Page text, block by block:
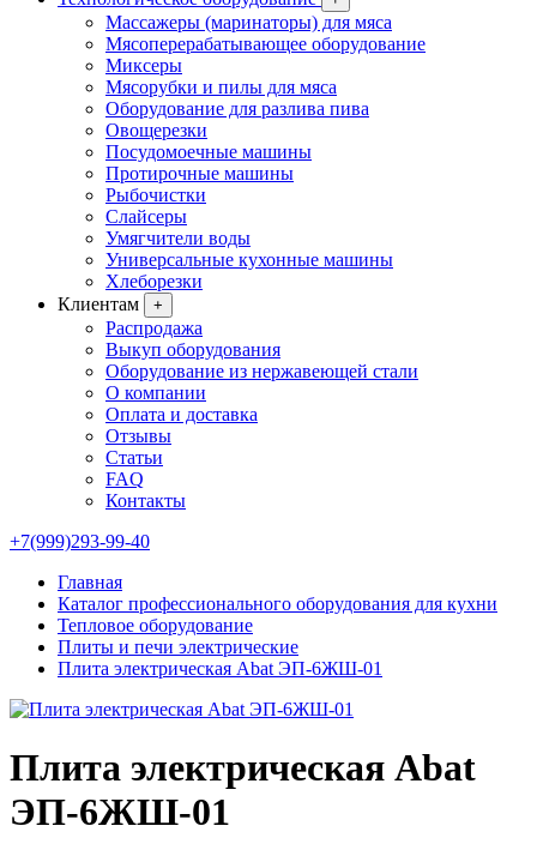
Массажеры (маринаторы) для мяса
Мясоперерабатывающее оборудование
Миксеры
Мясорубки и пилы для мяса
Оборудование для разлива пива
Овощерезки
Посудомоечные машины
Протирочные машины
Рыбочистки
Слайсеры
Умягчители воды
Универсальные кухонные машины
Хлеборезки
Клиентам
+
Распродажа
Выкуп оборудования
Оборудование из нержавеющей стали
О компании
Оплата и доставка
Отзывы
Статьи
FAQ
Контакты
+7(999)293-99-40
Главная
Каталог профессионального оборудования для кухни
Тепловое оборудование
Плиты и печи электрические
Плита электрическая Abat ЭП-6ЖШ-01
Плита электрическая Abat
ЭП-6ЖШ-01